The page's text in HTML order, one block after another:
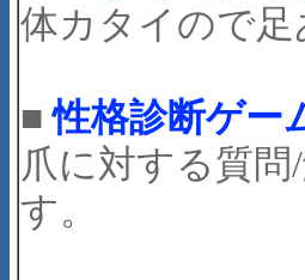
体カタイので
■性格診断ゲー
爪に対する質
す。